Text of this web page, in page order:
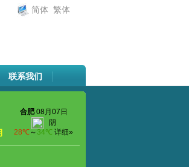
简体 繁体
联系我们